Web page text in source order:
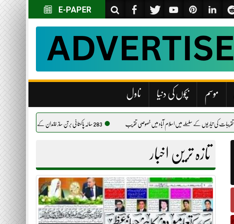
E-PAPER
موسم بچوں کی دنیا ناول
283 سالہ پاکستانی برتن ساز خاندان کے وارث کو جنگ دے ژین میں تہذیب کے “روحانی بھائی” مل گئے
تازہ ترین اخبار